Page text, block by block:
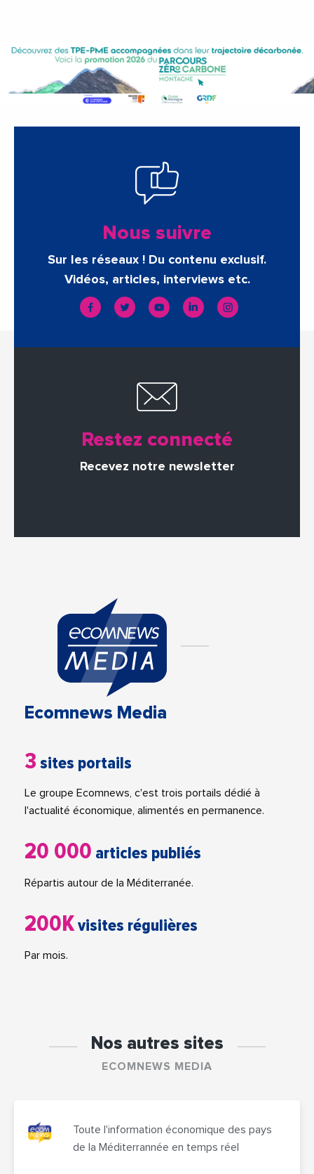
Nous suivre
Sur les réseaux ! Du contenu exclusif.
Vidéos, articles, interviews etc.
Restez connecté
Recevez notre newsletter
Ecomnews Media
3 sites portails
Le groupe Ecomnews, c'est trois portails dédié à
l'actualité économique, alimentés en permanence.
20 000 articles publiés
Répartis autour de la Méditerranée.
200Kvisites régulières
Par mois.
Nos autres sites
ECOMNEWS MEDIA
Toute l'information économique des pays
de la Méditerrannée en temps réel